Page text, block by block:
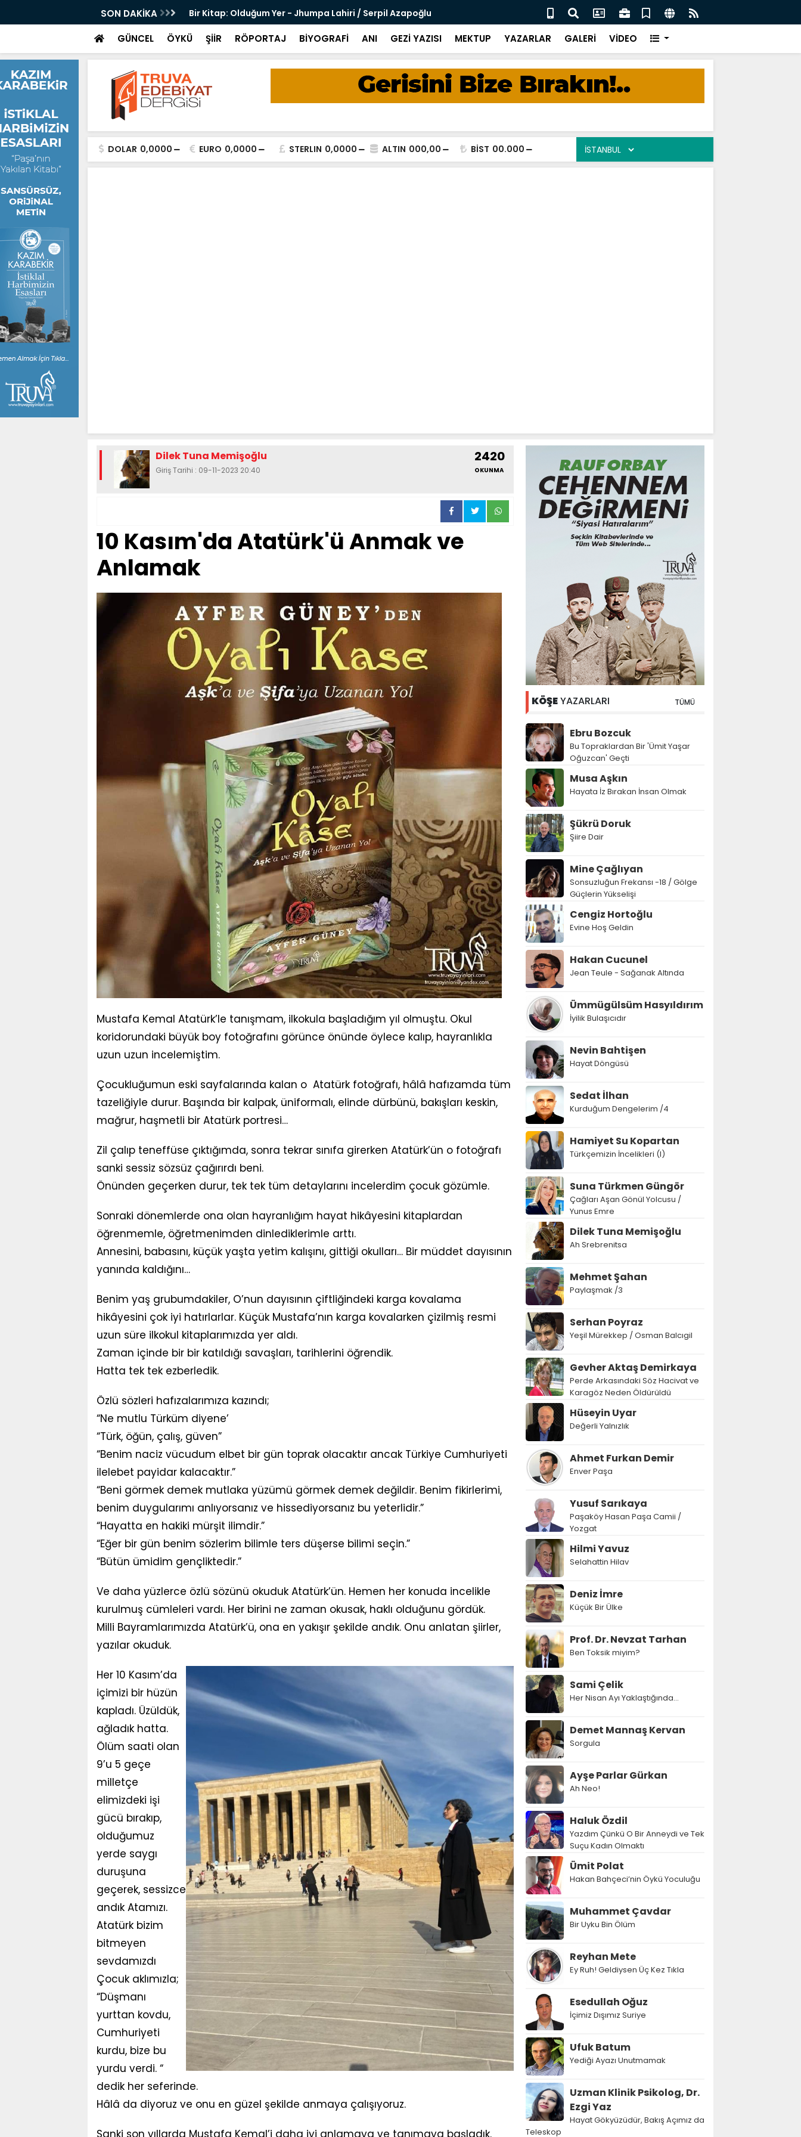
SON DAKİKA Bir Kitap: Olduğum Yer - Jhumpa Lahiri / Serpil Azapoğlu Amaliya - Cevab-ı Hak / Erdinç Savaşçı
GÜNCEL ÖYKÜ ŞİİR RÖPORTAJ BİYOGRAFİ ANI GEZİ YAZISI MEKTUP YAZARLAR GALERİ VİDEO
DOLAR 0,0000 EURO 0,0000 STERLIN 0,0000 ALTIN 000,00 BİST 00.000
Dilek Tuna Memişoğlu
Giriş Tarihi : 09-11-2023 20:40
2420
OKUNMA
10 Kasım'da Atatürk'ü Anmak ve
Anlamak
Mustafa Kemal Atatürk’le tanışmam, ilkokula başladığım yıl olmuştu. Okul
koridorundaki büyük boy fotoğrafını görünce önünde öylece kalıp, hayranlıkla
uzun uzun incelemiştim.
Çocukluğumun eski sayfalarında kalan o Atatürk fotoğrafı, hâlâ hafızamda tüm
tazeliğiyle durur. Başında bir kalpak, üniformalı, elinde dürbünü, bakışları keskin,
mağrur, haşmetli bir Atatürk portresi…
Zil çalıp teneffüse çıktığımda, sonra tekrar sınıfa girerken Atatürk’ün o fotoğrafı
sanki sessiz sözsüz çağırırdı beni.
Önünden geçerken durur, tek tek tüm detaylarını incelerdim çocuk gözümle.
Sonraki dönemlerde ona olan hayranlığım hayat hikâyesini kitaplardan
öğrenmemle, öğretmenimden dinlediklerimle arttı.
Annesini, babasını, küçük yaşta yetim kalışını, gittiği okulları… Bir müddet dayısının
yanında kaldığını…
Benim yaş grubumdakiler, O’nun dayısının çiftliğindeki karga kovalama
hikâyesini çok iyi hatırlarlar. Küçük Mustafa’nın karga kovalarken çizilmiş resmi
uzun süre ilkokul kitaplarımızda yer aldı.
Zaman içinde bir bir katıldığı savaşları, tarihlerini öğrendik.
Hatta tek tek ezberledik.
Özlü sözleri hafızalarımıza kazındı;
“Ne mutlu Türküm diyene’
“Türk, öğün, çalış, güven”
“Benim naciz vücudum elbet bir gün toprak olacaktır ancak Türkiye Cumhuriyeti
ilelebet payidar kalacaktır.”
“Beni görmek demek mutlaka yüzümü görmek demek değildir. Benim fikirlerimi,
benim duygularımı anlıyorsanız ve hissediyorsanız bu yeterlidir.”
“Hayatta en hakiki mürşit ilimdir.”
“Eğer bir gün benim sözlerim bilimle ters düşerse bilimi seçin.”
“Bütün ümidim gençliktedir.”
Ve daha yüzlerce özlü sözünü okuduk Atatürk’ün. Hemen her konuda incelikle
kurulmuş cümleleri vardı. Her birini ne zaman okusak, haklı olduğunu gördük.
Milli Bayramlarımızda Atatürk’ü, ona en yakışır şekilde andık. Onu anlatan şiirler,
yazılar okuduk.
Her 10 Kasım’da
içimizi bir hüzün
kapladı. Üzüldük,
ağladık hatta.
Ölüm saati olan
9’u 5 geçe
milletçe
elimizdeki işi
gücü bırakıp,
olduğumuz
yerde saygı
duruşuna
geçerek, sessizce
andık Atamızı.
Atatürk bizim
bitmeyen
sevdamızdı
Çocuk aklımızla;
“Düşmanı
yurttan kovdu,
Cumhuriyeti
kurdu, bize bu
yurdu verdi. “
dedik her seferinde.
Hâlâ da diyoruz ve onu en güzel şekilde anmaya çalışıyoruz.
Sanki son yıllarda Mustafa Kemal’i daha iyi anlamaya ve tanımaya başladık.
KÖŞEYAZARLARI TÜMÜ
Ebru Bozcuk
Bu Topraklardan Bir 'Ümit Yaşar
Oğuzcan' Geçti
Musa Aşkın
Hayata İz Bırakan İnsan Olmak
Şükrü Doruk
Şiire Dair
Mine Çağlıyan
Sonsuzluğun Frekansı -18 / Gölge
Güçlerin Yükselişi
Cengiz Hortoğlu
Evine Hoş Geldin
Hakan Cucunel
Jean Teule - Sağanak Altında
Ümmügülsüm Hasyıldırım
İyilik Bulaşıcıdır
Nevin Bahtişen
Hayat Döngüsü
Sedat İlhan
Kurduğum Dengelerim /4
Hamiyet Su Kopartan
Türkçemizin İncelikleri (I)
Suna Türkmen Güngör
Çağları Aşan Gönül Yolcusu /
Yunus Emre
Dilek Tuna Memişoğlu
Ah Srebrenitsa
Mehmet Şahan
Paylaşmak /3
Serhan Poyraz
Yeşil Mürekkep / Osman Balcıgil
Gevher Aktaş Demirkaya
Perde Arkasındaki Söz Hacivat ve
Karagöz Neden Öldürüldü
Hüseyin Uyar
Değerli Yalnızlık
Ahmet Furkan Demir
Enver Paşa
Yusuf Sarıkaya
Paşaköy Hasan Paşa Camii /
Yozgat
Hilmi Yavuz
Selahattin Hilav
Deniz İmre
Küçük Bir Ülke
Prof. Dr. Nevzat Tarhan
Ben Toksik miyim?
Sami Çelik
Her Nisan Ayı Yaklaştığında...
Demet Mannaş Kervan
Sorgula
Ayşe Parlar Gürkan
Ah Neo!
Haluk Özdil
Yazdım Çünkü O Bir Anneydi ve Tek
Suçu Kadın Olmaktı
Ümit Polat
Hakan Bahçeci’nin Öykü Yoculuğu
Muhammet Çavdar
Bir Uyku Bin Ölüm
Reyhan Mete
Ey Ruh! Geldiysen Üç Kez Tıkla
Esedullah Oğuz
İçimiz Dışımız Suriye
Ufuk Batum
Yediği Ayazı Unutmamak
Uzman Klinik Psikolog, Dr.
Ezgi Yaz
Hayat Gökyüzüdür, Bakış Açımız da
Teleskop